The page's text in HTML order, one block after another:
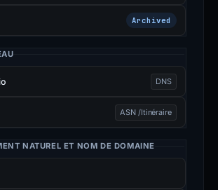
Archived
DNS
ASN /Itinéraire
NATUREL ET NOM DE DOMAINE